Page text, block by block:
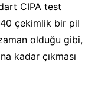
CIPA test
çekimlik bir pil
olduğu gibi,
kadar çıkması